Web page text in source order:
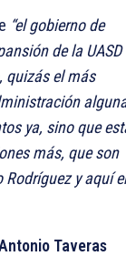
“el gobierno de
de la UASD
quizás el más
ya, sino que
más, que son
Rodríguez y aquí
Taveras